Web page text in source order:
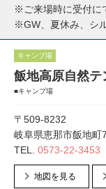
※ご来場時に受付に
※GW、夏休み、シ
キャンプ場
飯地高原自然テ
■キャンプ場
〒509-8232
岐阜県恵那市飯地町
TEL. 0573-22-3453
地図を見る